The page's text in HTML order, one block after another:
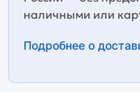
наличными или
Подробнее о